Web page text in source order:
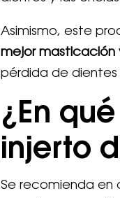
Asimismo, este
mejor masticación
pérdida de dientes
¿En
injerto
Se recomienda en